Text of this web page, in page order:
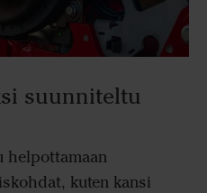
suunniteltu
helpottamaan
kuten kansi